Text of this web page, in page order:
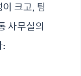
크고, 팀
사무실의
: